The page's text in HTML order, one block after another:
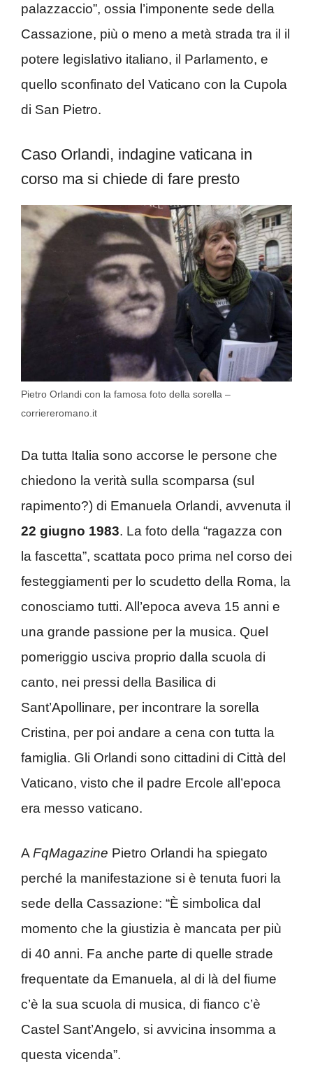
palazzaccio”, ossia l’imponente sede della
Cassazione, più o meno a metà strada tra il il
potere legislativo italiano, il Parlamento, e
quello sconfinato del Vaticano con la Cupola
di San Pietro.
Caso Orlandi, indagine vaticana in
corso ma si chiede di fare presto
Pietro Orlandi con la famosa foto della sorella –
corriereromano.it
Da tutta Italia sono accorse le persone che
chiedono la verità sulla scomparsa (sul
rapimento?) di Emanuela Orlandi, avvenuta il
22 giugno 1983. La foto della “ragazza con
la fascetta”, scattata poco prima nel corso dei
festeggiamenti per lo scudetto della Roma, la
conosciamo tutti. All’epoca aveva 15 anni e
una grande passione per la musica. Quel
pomeriggio usciva proprio dalla scuola di
canto, nei pressi della Basilica di
Sant’Apollinare, per incontrare la sorella
Cristina, per poi andare a cena con tutta la
famiglia. Gli Orlandi sono cittadini di Città del
Vaticano, visto che il padre Ercole all’epoca
era messo vaticano.
A FqMagazine Pietro Orlandi ha spiegato
perché la manifestazione si è tenuta fuori la
sede della Cassazione: “È simbolica dal
momento che la giustizia è mancata per più
di 40 anni. Fa anche parte di quelle strade
frequentate da Emanuela, al di là del fiume
c’è la sua scuola di musica, di fianco c’è
Castel Sant’Angelo, si avvicina insomma a
questa vicenda”.